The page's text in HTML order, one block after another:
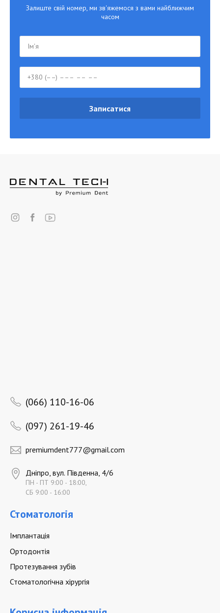
Залиште свій номер, ми зв'яжемося з вами найближчим
часом
(066) 110-16-06
(097) 261-19-46
premiumdent777@gmail.com
Дніпро, вул. Південна, 4/6
ПН - ПТ 9:00 - 18:00,
СБ 9:00 - 16:00
Стоматологія
Імплантація
Ортодонтія
Протезування зубів
Стоматологічна хірургія